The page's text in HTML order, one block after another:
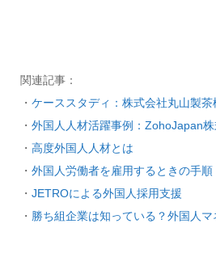
関連記事：
・ ケーススタディ：株式会社丸山製茶
・ 外国人人材活躍事例：ZohoJapan
・ 高度外国人人材とは
・ 外国人労働者を雇用するときの手順
・ JETROによる外国人採用支援
・ 勝ち組企業は知っている？外国人